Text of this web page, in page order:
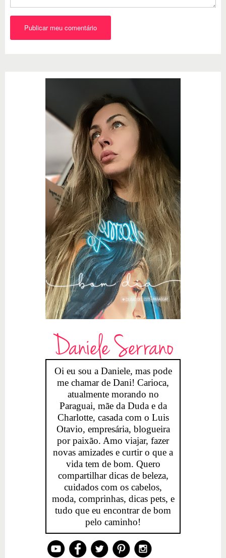
Daniele Serrano
Oi eu sou a Daniele, mas pode
me chamar de Dani! Carioca,
atualmente morando no
Paraguai, mãe da Duda e da
Charlotte, casada com o Luis
Otavio, empresária, blogueira
por paixão. Amo viajar, fazer
novas amizades e curtir o que a
vida tem de bom. Quero
compartilhar dicas de beleza,
cuidados com os cabelos,
moda, comprinhas, dicas pets, e
tudo que eu encontrar de bom
pelo caminho!